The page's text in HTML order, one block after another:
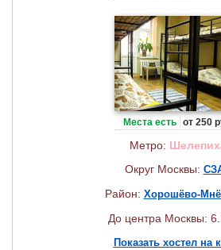
Места есть от 250
Метро:
Округ Москвы:
Район: Хорошёво-
До центра Москвы:
Показать хостел на